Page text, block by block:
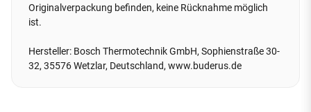
Originalverpackung befinden, keine Rücknahme möglich
ist.
Hersteller: Bosch Thermotechnik GmbH, Sophienstraße 30-
32, 35576 Wetzlar, Deutschland, www.buderus.de